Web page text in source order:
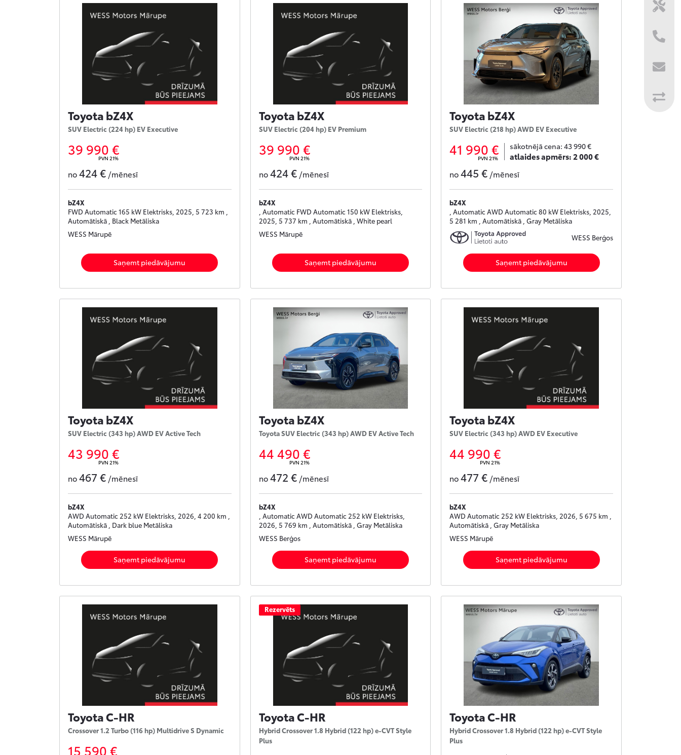
Toyota bZ4X
SUV Electric (224 hp) EV Executive
39 990 €
PVN 21%
no424 € /mēnesī
bZ4X
FWD Automatic 165 kW Elektrisks, 2025, 5 723 km ,
Automātiskā , Black Metāliska
WESS Mārupē
Saņemt piedāvājumu
Toyota bZ4X
SUV Electric (204 hp) EV Premium
39 990 €
PVN 21%
no424 €/mēnesī
bZ4X
, Automatic FWD Automatic 150 kW Elektrisks,
2025, 5 737 km , Automātiskā , White pearl
WESS Mārupē
Saņemt piedāvājumu
Toyota bZ4X
SUV Electric (218 hp) AWD EV Executive
41 990 €
PVN 21%
sākotnējā cena: 43 990 €
atlaides apmērs:2 000 €
no445 € /mēnesī
bZ4X
, Automatic AWD Automatic 80 kW Elektrisks, 2025,
5 281 km , Automātiskā , Gray Metāliska
WESS Berģos
Saņemt piedāvājumu
Toyota bZ4X
SUV Electric (343 hp) AWD EV Active Tech
43 990 €
PVN 21%
no467 € /mēnesī
bZ4X
AWD Automatic 252 kW Elektrisks, 2026, 4 200 km ,
Automātiskā , Dark blue Metāliska
WESS Mārupē
Saņemt piedāvājumu
Toyota bZ4X
Toyota SUV Electric (343 hp) AWD EV Active Tech
44 490 €
PVN 21%
no472 €/mēnesī
bZ4X
, Automatic AWD Automatic 252 kW Elektrisks,
2026, 5 769 km , Automātiskā , Gray Metāliska
WESS Berģos
Saņemt piedāvājumu
Toyota bZ4X
SUV Electric (343 hp) AWD EV Executive
44 990 €
PVN 21%
no477 € /mēnesī
bZ4X
AWD Automatic 252 kW Elektrisks, 2026, 5 675 km ,
Automātiskā , Gray Metāliska
WESS Mārupē
Saņemt piedāvājumu
Toyota C-HR
Crossover 1.2 Turbo (116 hp) Multidrive S Dynamic
15 590 €
Rezervēts
Toyota C-HR
Hybrid Crossover 1.8 Hybrid (122 hp) e-CVT Style
Plus
Toyota C-HR
Hybrid Crossover 1.8 Hybrid (122 hp) e-CVT Style
Plus